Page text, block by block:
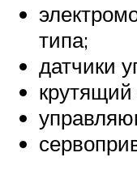
типа;
датчики